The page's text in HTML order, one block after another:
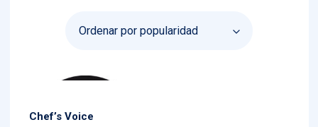
Chef’s Voice